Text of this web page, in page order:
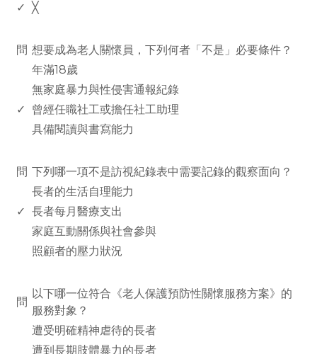
✓ ╳
問 想要成為老人關懷員，下列何者「不是」必要條件？
年滿18歲
無家庭暴力與性侵害通報紀錄
✓
曾經任職社工或擔任社工助理
具備閱讀與書寫能力
問 下列哪一項不是訪視紀錄表中需要記錄的觀察面向？
長者的生活自理能力
✓ 長者每月醫療支出
家庭互動關係與社會參與
照顧者的壓力狀況
問
以下哪一位符合《老人保護預防性關懷服務方案》的
服務對象？
遭受明確精神虐待的長者
遭到長期肢體暴力的長者